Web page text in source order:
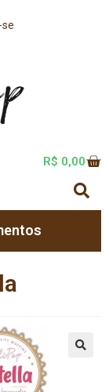
R$ 0,00